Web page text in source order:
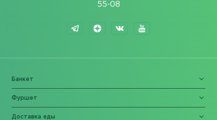
55-08
Банкет
Фуршет
Доставка еды